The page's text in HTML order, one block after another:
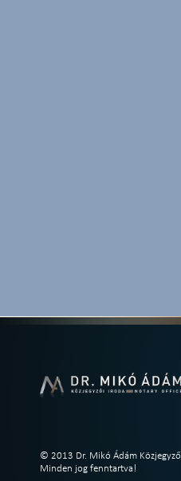
© 2013 Dr. Mikó Ádám Közjegyző
Minden jog fenntartva!